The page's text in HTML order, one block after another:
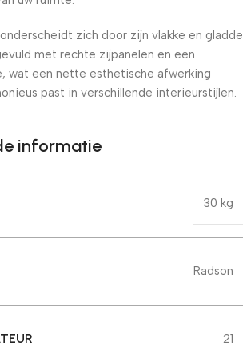
zich door zijn vlakke en gladde
met rechte zijpanelen en een
wat een nette esthetische afwerking
past in verschillende interieurstijlen.
informatie
30 kg
Radson
21